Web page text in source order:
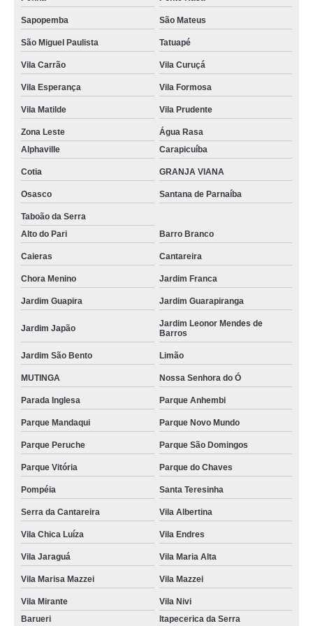
Sapopemba São Mateus
São Miguel Paulista Tatuapé
Vila Carrão Vila Curuçá
Vila Esperança Vila Formosa
Vila Matilde Vila Prudente
Zona Leste
Água Rasa
Alphaville
Carapicuíba
Cotia GRANJA VIANA
Osasco Santana de Parnaíba
Taboão da Serra
Alto do Pari
Barro Branco
Caieras Cantareira
Chora Menino Jardim Franca
Jardim Guapira Jardim Guarapiranga
Jardim Japão
Jardim Leonor Mendes de
Barros
Jardim São Bento Limão
MUTINGA Nossa Senhora do Ó
Parada Inglesa Parque Anhembi
Parque Mandaqui Parque Novo Mundo
Parque Peruche Parque São Domingos
Parque Vitória Parque do Chaves
Pompéia Santa Teresinha
Serra da Cantareira Vila Albertina
Vila Chica Luíza Vila Endres
Vila Jaraguá Vila Maria Alta
Vila Marisa Mazzei Vila Mazzei
Vila Mirante
Vila Nivi
Barueri
Itapecerica da Serra